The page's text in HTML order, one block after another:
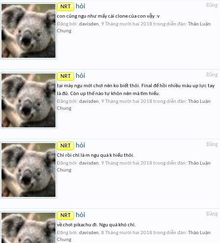
Đăng
NRT hỏi
con cũng ngu như mấy cái clone của con vậy :v
Đăng bởi: davisden, 9 Tháng mười hai 2018 trong diễn đàn: Thảo Luận
Chung
Đăng
NRT hỏi
tại mày ngu mới chơi nên ko biết thôi. Final để hồi nhiều máu up lực tay
là đủ. Còn up thế nào tự khôn nên mà tìm hiểu.
Đăng bởi: davisden, 9 Tháng mười hai 2018 trong diễn đàn: Thảo Luận
Chung
Đăng
NRT hỏi
Chỉ rồi chỉ là m ngu quá k hiểu thôi.
Đăng bởi: davisden, 9 Tháng mười hai 2018 trong diễn đàn: Thảo Luận
Chung
Đăng
NRT hỏi
về chơi pikachu đi. Ngu quá khó chỉ.
Đăng bởi: davisden, 8 Tháng mười hai 2018 trong diễn đàn: Thảo Luận
Chung